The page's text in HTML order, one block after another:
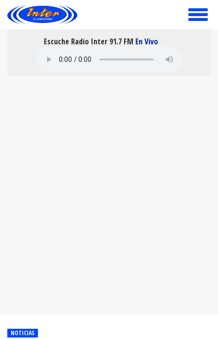
toggle
Escuche Radio Inter 91.7 FM En Vivo
NOTICIAS